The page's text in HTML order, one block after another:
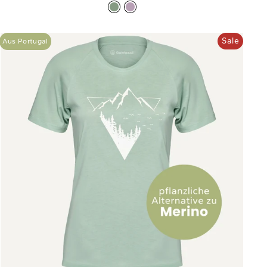
Aus Portugal Sale